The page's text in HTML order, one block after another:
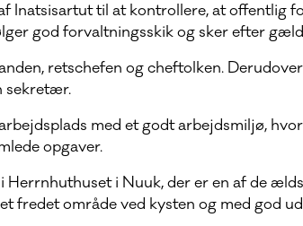
Inatsisartut til at kontrollere, at offentlig
god forvaltningsskik og sker efter
retschefen og cheftolken.
sekretær.
med et godt arbejdsmiljø,
opgaver.
Herrnhuthuset i Nuuk, der er en af de
fredet område ved kysten og med god